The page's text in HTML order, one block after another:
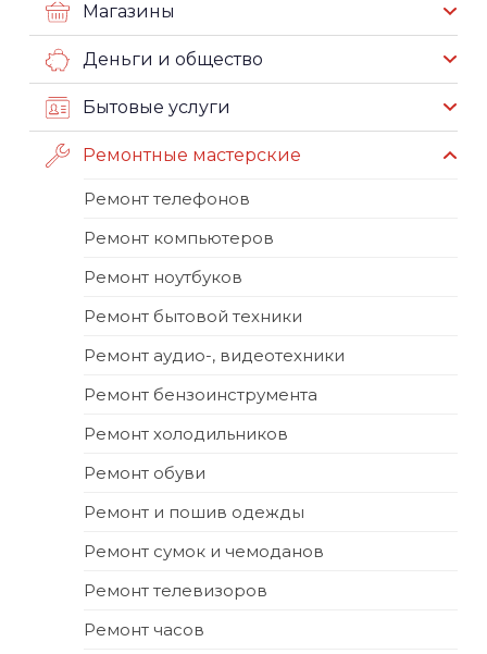
Магазины
Деньги и общество
Бытовые услуги
Ремонтные мастерские
Ремонт телефонов
Ремонт компьютеров
Ремонт ноутбуков
Ремонт бытовой техники
Ремонт аудио-, видеотехники
Ремонт бензоинструмента
Ремонт холодильников
Ремонт обуви
Ремонт и пошив одежды
Ремонт сумок и чемоданов
Ремонт телевизоров
Ремонт часов